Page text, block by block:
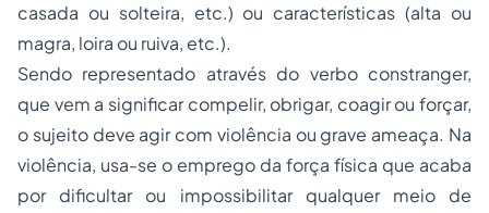
casada ou solteira, etc.) ou características (alta ou
magra, loira ou ruiva, etc.).
Sendo representado através do verbo constranger,
que vem a significar compelir, obrigar, coagir ou forçar,
o sujeito deve agir com violência ou grave ameaça. Na
violência, usa-se o emprego da força física que acaba
por dificultar ou impossibilitar qualquer meio de